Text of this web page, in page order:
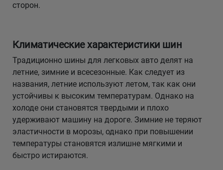
сторон.
Климатические характеристики шин
Традиционно шины для легковых авто делят на
летние, зимние и всесезонные. Как следует из
названия, летние используют летом, так как они
устойчивы к высоким температурам. Однако на
холоде они становятся твердыми и плохо
удерживают машину на дороге. Зимние не теряют
эластичности в морозы, однако при повышении
температуры становятся излишне мягкими и
быстро истираются.